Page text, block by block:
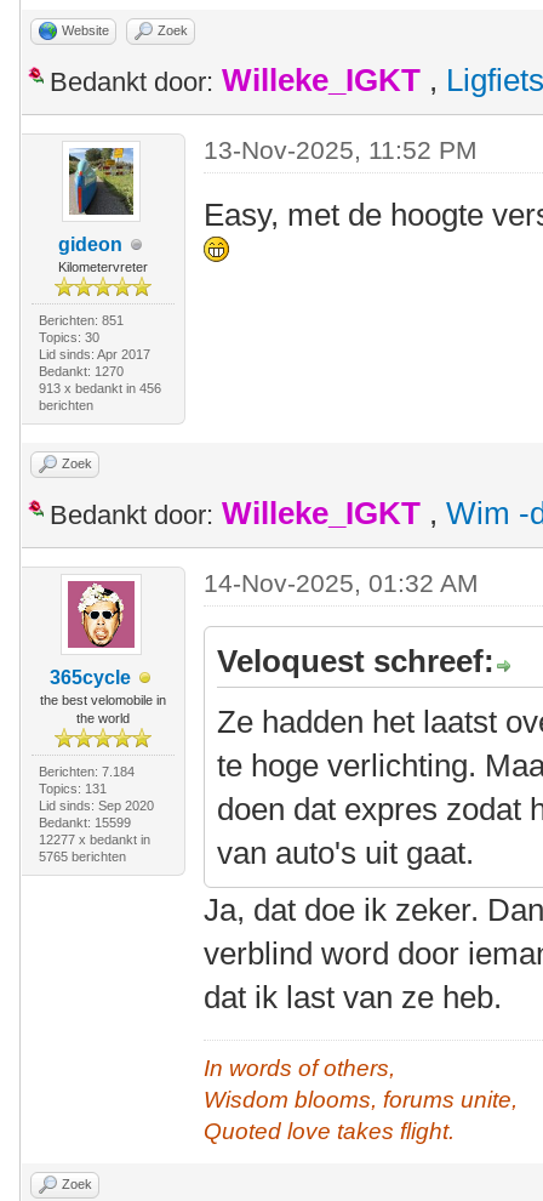
Website Zoek
Bedankt door: Willeke_IGKT ,
gideon
Kilometervreter
Berichten: 851
Topics: 30
Lid sinds: Apr 2017
Bedankt: 1270
913 x bedankt in 456
berichten
13-Nov-2025, 11:52 PM
Easy, met de hoogte
Zoek
Bedankt door: Willeke_IGKT , Wim -
365cycle
the best velomobile in
the world
Berichten: 7.184
Topics: 131
Lid sinds: Sep 2020
Bedankt: 15599
12277 x bedankt in
5765 berichten
14-Nov-2025, 01:32 AM
Veloquest schreef:
Ze hadden het laatst
te hoge verlichting.
doen dat expres zodat
van auto's uit gaat.
Ja, dat doe ik zeker.
verblind word door
dat ik last van ze heb.
In words of others,
Wisdom blooms, forums unite,
Quoted love takes flight.
Zoek